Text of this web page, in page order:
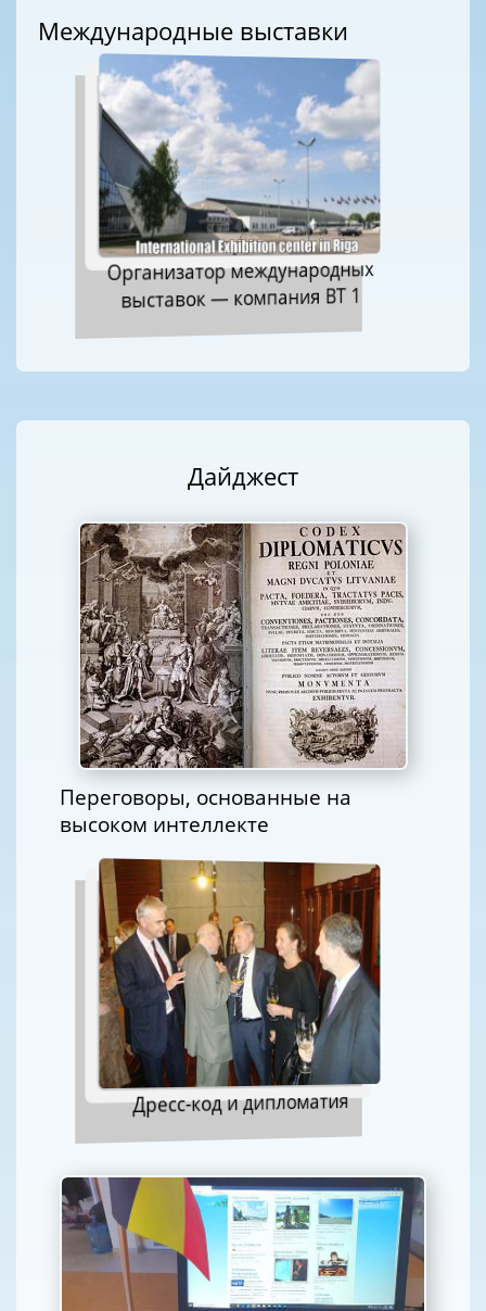
Международные выставки
Организатор международных
выставок — компания ВТ 1
Дайджест
Переговоры, основанные на
высоком интеллекте
Дресс-код и дипломатия